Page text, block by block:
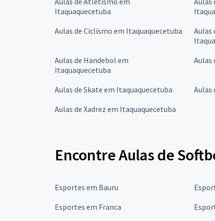
Itaquaquecetuba
Aulas de Ciclismo em Itaquaquecetuba
Aulas
Aulas de Handebol em
Itaquaquecetuba
Aulas
Aulas de Skate em Itaquaquecetuba Aulas
Aulas de Xadrez em Itaquaquecetuba
Encontre Aulas de
Esportes em Bauru
Esportes em Franca